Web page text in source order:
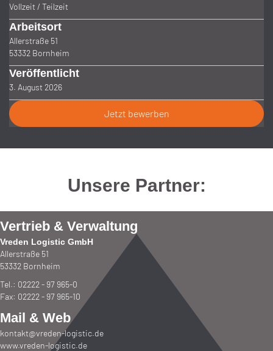
Vollzeit / Teilzeit
Arbeitsort
Allerstraße 51
53332 Bornheim
Veröffentlicht
3. August 2026
Jetzt bewerben
Unsere Partner:
Vertrieb & Verwaltung
Vreden Logistic GmbH
Allerstraße 51
53332 Bornheim
Tel.: 02222 - 97 965-0
Fax: 02222 - 97 965-10
Mail & Web
kontakt@vreden-logistic.de
www.vreden-logistic.de